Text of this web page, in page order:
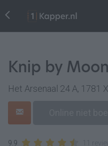
Knip by Moon
Het Arsenaal 24 A, 1781
9.9